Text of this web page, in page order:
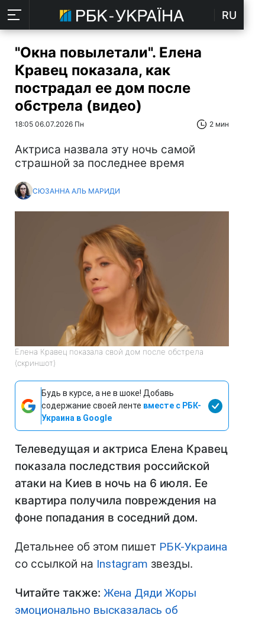
RU
"Окна повылетали". Елена
Кравец показала, как
пострадал ее дом после
обстрела (видео)
18:05 06.07.2026 Пн 2 мин
Актриса назвала эту ночь самой
страшной за последнее время
СЮЗАННА АЛЬ МАРИДИ
Елена Кравец показала свой дом после обстрела
(скриншот)
Будь в курсе, а не в шоке! Добавь
содержание своей ленте вместе с РБК-
Украина в Google
Телеведущая и актриса Елена Кравец
показала последствия российской
атаки на Киев в ночь на 6 июля. Ее
квартира получила повреждения на
фоне попадания в соседний дом.
Детальнее об этом пишет РБК-Украина
со ссылкой на Instagram звезды.
Читайте также: Жена Дяди Жоры
эмоционально высказалась об